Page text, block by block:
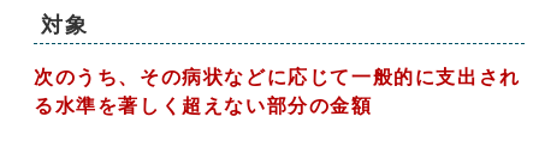
対象
次のうち、その病状などに応じて一般的に支出され
る水準を著しく超えない部分の金額